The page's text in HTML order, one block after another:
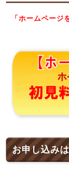
「ホームページ
お申し込み